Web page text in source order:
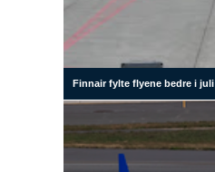
Finnair fylte flyene bedre i juli